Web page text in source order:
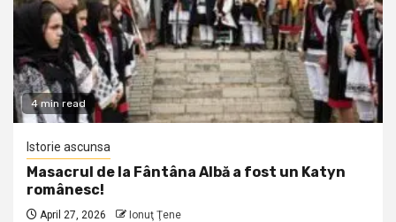
4 min read
Istorie ascunsa
Masacrul de la Fântâna Albă a fost un Katyn
românesc!
April 27, 2026 Ionuţ Ţene